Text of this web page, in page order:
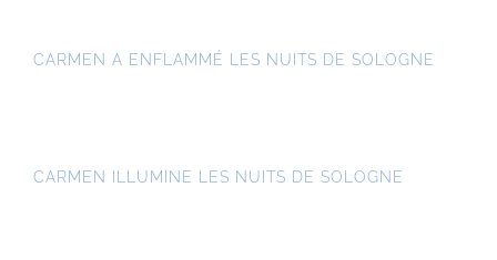
CARMEN A ENFLAMMÉ LES NUITS DE SOLOGNE
CARMEN ILLUMINE LES NUITS DE SOLOGNE